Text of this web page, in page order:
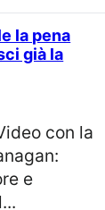
già la
e